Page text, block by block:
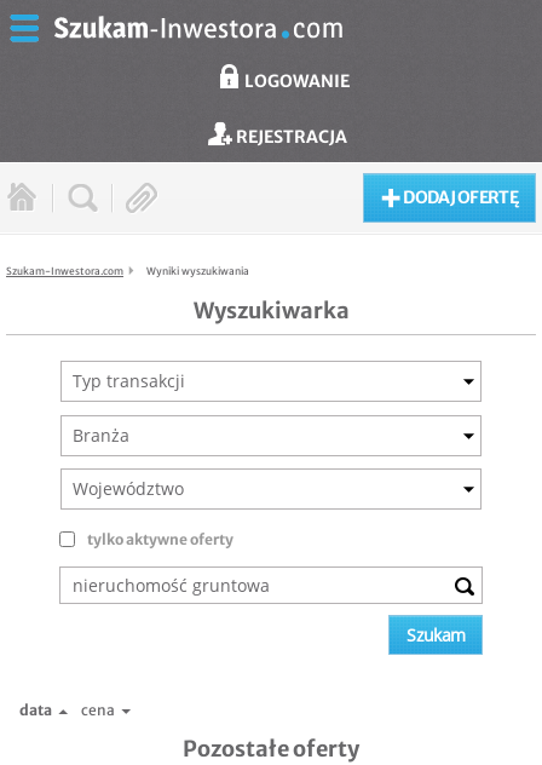
LOGOWANIE
REJESTRACJA
DODAJ OFERTĘ
Szukam-Inwestora.com Wyniki wyszukiwania
Wyszukiwarka
Typ transakcji
Branża
Województwo
tylko aktywne oferty
data cena
Pozostałe oferty